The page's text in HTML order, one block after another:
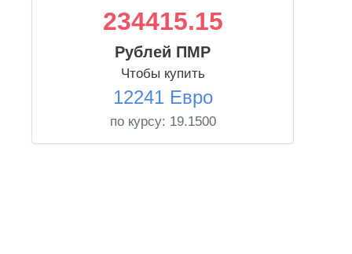
234415.15
Рублей ПМР
Чтобы купить
12241 Евро
по курсу: 19.1500